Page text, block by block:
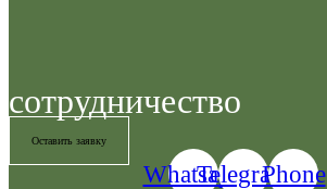
сотрудничество
Оставить заявку
WhatsappTelegramPhone